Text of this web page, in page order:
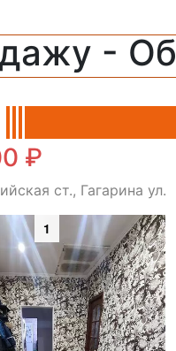
-
₽
ст., Гагарина ул.
1